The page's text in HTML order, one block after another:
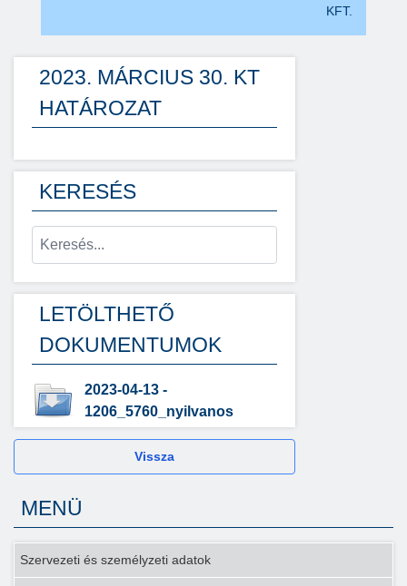
KFT.
2023. MÁRCIUS 30. KT
HATÁROZAT
KERESÉS
LETÖLTHETŐ
DOKUMENTUMOK
2023-04-13 -
1206_5760_nyilvanos
Vissza
MENÜ
Szervezeti és személyzeti adatok